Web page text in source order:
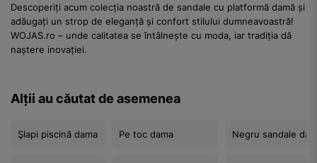
Descoperiți acum colecția noastră de sandale cu platformă damă și
adăugați un strop de eleganță și confort stilului dumneavoastră!
WOJAS.ro – unde calitatea se întâlnește cu moda, iar tradiția dă
naștere inovației.
Alții au căutat de asemenea
Şlapi piscină dama Pe toc dama Negru sandale